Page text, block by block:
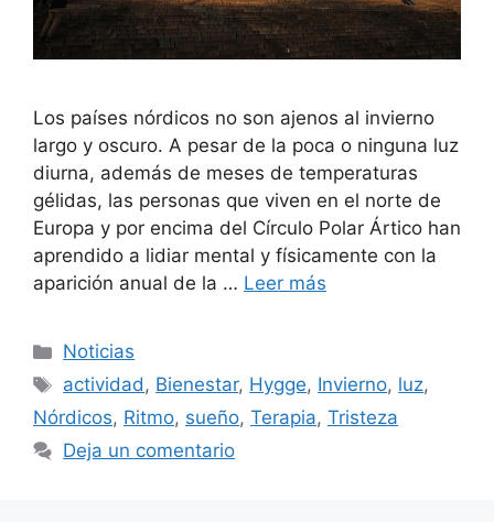
Los países nórdicos no son ajenos al invierno
largo y oscuro. A pesar de la poca o ninguna luz
diurna, además de meses de temperaturas
gélidas, las personas que viven en el norte de
Europa y por encima del Círculo Polar Ártico han
aprendido a lidiar mental y físicamente con la
aparición anual de la … Leer más
Categorías
Noticias
Etiquetas
actividad, Bienestar, Hygge, Invierno, luz,
Nórdicos, Ritmo, sueño, Terapia, Tristeza
Deja un comentario